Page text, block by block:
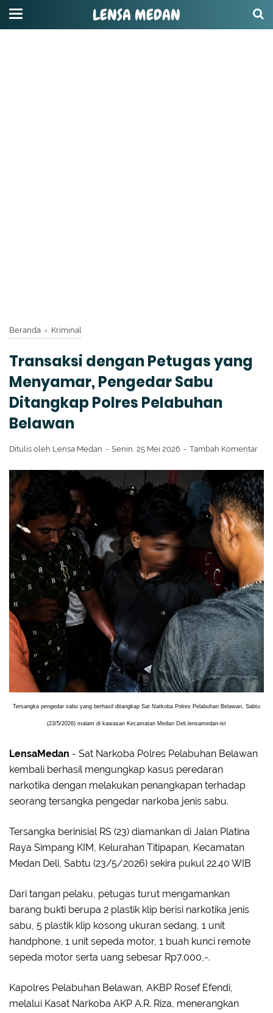
LENSA MEDAN
Beranda › Kriminal
Transaksi dengan Petugas yang
Menyamar, Pengedar Sabu
Ditangkap Polres Pelabuhan
Belawan
Ditulis oleh Lensa Medan Senin, 25 Mei 2026 Tambah Komentar
Tersangka pengedar sabu yang berhasil ditangkap Sat Natkoba Polres Pelabuhan Belawan, Sabtu
(23/5/2026) malam di kawasan Kecamatan Medan Deli.lensamedan-ist
LensaMedan - Sat Narkoba Polres Pelabuhan Belawan
kembali berhasil mengungkap kasus peredaran
narkotika dengan melakukan penangkapan terhadap
seorang tersangka pengedar narkoba jenis sabu.
Tersangka berinisial RS (23) diamankan di Jalan Platina
Raya Simpang KIM, Kelurahan Titipapan, Kecamatan
Medan Deli, Sabtu (23/5/2026) sekira pukul 22.40 WIB
Dari tangan pelaku, petugas turut mengamankan
barang bukti berupa 2 plastik klip berisi narkotika jenis
sabu, 5 plastik klip kosong ukuran sedang, 1 unit
handphone, 1 unit sepeda motor, 1 buah kunci remote
sepeda motor serta uang sebesar Rp7.000,-.
Kapolres Pelabuhan Belawan, AKBP Rosef Efendi,
melalui Kasat Narkoba AKP A.R. Riza, menerangkan